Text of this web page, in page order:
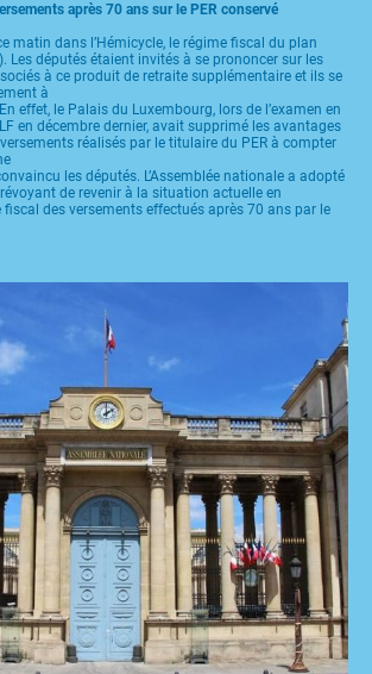
après 70 ans sur le PER conservé
matin dans l’Hémicycle, le régime fiscal du plan
Les députés étaient invités à se prononcer sur les
à ce produit de retraite supplémentaire et ils se
à
effet, le Palais du Luxembourg, lors de l’examen en
en décembre dernier, avait supprimé les avantages
réalisés par le titulaire du PER à compter
les députés. L’Assemblée nationale a adopté
de revenir à la situation actuelle en
des versements effectués après 70 ans par le